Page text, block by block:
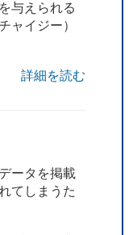
与えられる
ャイジー）
詳細を読む
ータを掲載
てしまうた